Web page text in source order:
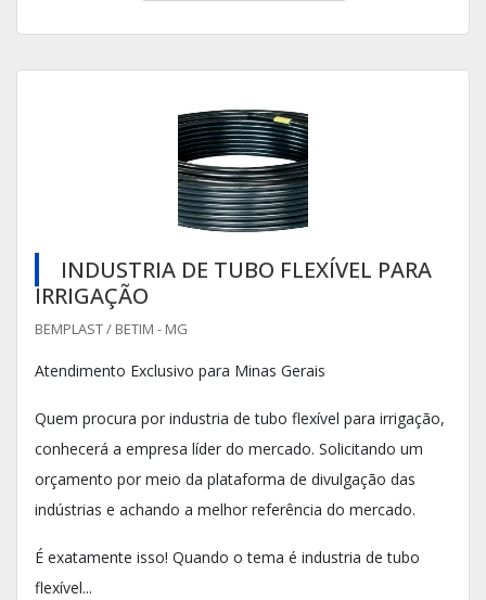
INDUSTRIA DE TUBO FLEXÍVEL PARA
IRRIGAÇÃO
BEMPLAST / BETIM - MG
Atendimento Exclusivo para Minas Gerais
Quem procura por industria de tubo flexível para irrigação,
conhecerá a empresa líder do mercado. Solicitando um
orçamento por meio da plataforma de divulgação das
indústrias e achando a melhor referência do mercado.
É exatamente isso! Quando o tema é industria de tubo
flexível...